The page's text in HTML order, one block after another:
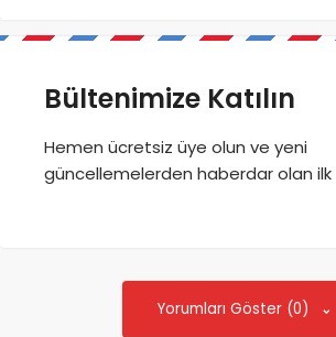
Bültenimize Katılın
Hemen ücretsiz üye olun ve yeni
güncellemelerden haberdar olan ilk
Yorumları Göster (0)